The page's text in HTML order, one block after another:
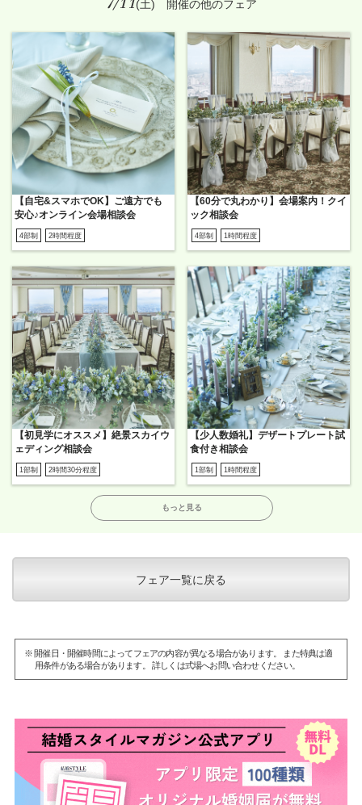
(土) 開催の他のフェア
【自宅&スマホでOK】ご遠方でも
安心♪オンライン会場相談会
4部制 2時間程度
【60分で丸わかり】会場案内！クイ
ック相談会
4部制 1時間程度
【初見学にオススメ】絶景スカイウ
ェディング相談会
1部制 2時間30分程度
【少人数婚礼】デザートプレート試
食付き相談会
1部制 1時間程度
もっと見る
フェア一覧に戻る
※ 開催日・開催時間によってフェアの内容が異なる場合があります。 また特典は適
用条件がある場合があります。 詳しくは式場へお問い合わせください。